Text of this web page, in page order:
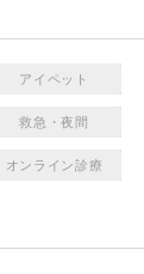
アイペット
救急・夜間
オンライン診療